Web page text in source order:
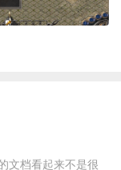
文档看起来不是很